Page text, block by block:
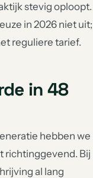
stevig oploopt.
in 2026 niet uit;
reguliere tarief.
in 48
hebben we
richtinggevend. Bij
al lang